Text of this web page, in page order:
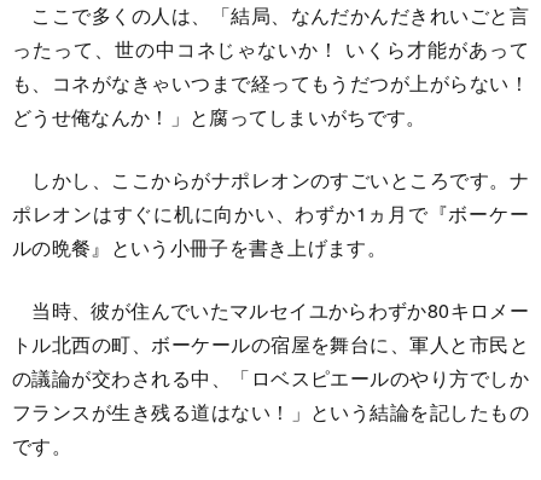
ここで多くの人は、「結局、なんだかんだきれいごと言
ったって、世の中コネじゃないか！ いくら才能があって
も、コネがなきゃいつまで経ってもうだつが上がらない！
どうせ俺なんか！」と腐ってしまいがちです。
しかし、ここからがナポレオンのすごいところです。ナ
ポレオンはすぐに机に向かい、わずか1ヵ月で『ボーケー
ルの晩餐』という小冊子を書き上げます。
当時、彼が住んでいたマルセイユからわずか80キロメー
トル北西の町、ボーケールの宿屋を舞台に、軍人と市民と
の議論が交わされる中、「ロベスピエールのやり方でしか
フランスが生き残る道はない！」という結論を記したもの
です。